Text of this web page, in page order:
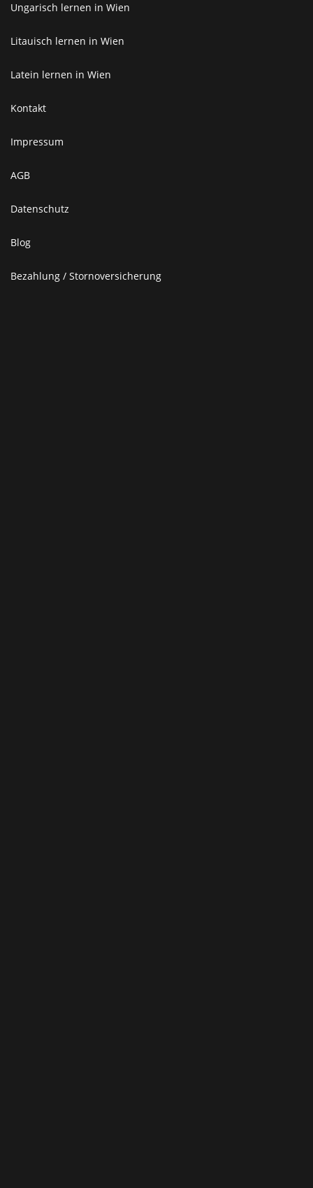
Ungarisch lernen in Wien
Litauisch lernen in Wien
Latein lernen in Wien
Kontakt
Impressum
AGB
Datenschutz
Blog
Bezahlung / Stornoversicherung